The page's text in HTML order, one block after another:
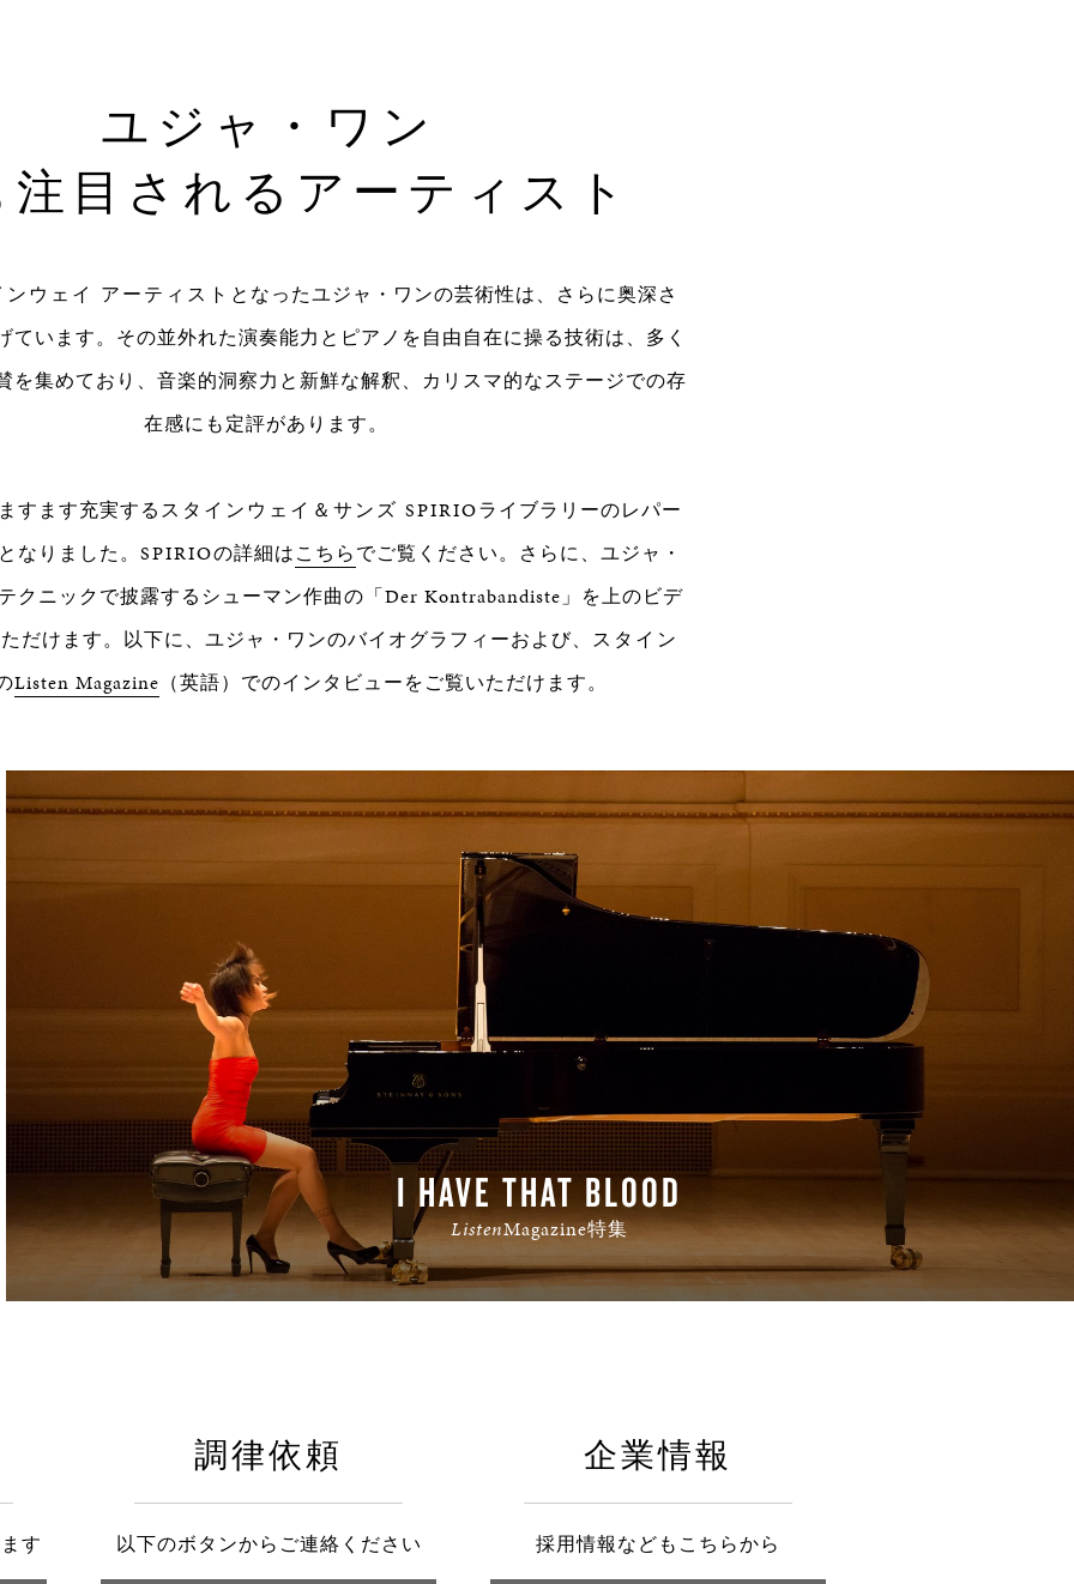
ユジャ・ワン
注目されるアーティスト
ウェイ アーティスト となったユジャ・ワンの芸術性は、さらに奥深さ
ています。その並外れた演奏能力とピアノを自由自在に操る技術は、多く
を集めており、音楽的洞察力と新鮮な解釈、カリスマ的なステージでの存
在感にも定評があります。
すます充実するスタインウェイ＆サンズ SPIRIOライブラリーのレパー
なりました。 SPIRIOの詳細はこちらでご覧ください。さらに、ユジャ・
クニックで披露するシューマン作曲の「Der Kontrabandiste」を上のビデ
だけます。以下に、ユジャ・ワンのバイオグラフィーおよび、 スタイン
Listen Magazine （英語）でのインタビューをご覧いただけます。
I HAVE THAT BLOOD
ListenMagazine特集
す
調律依頼
以下のボタンからご連絡ください
企業情報
採用情報などもこちらから